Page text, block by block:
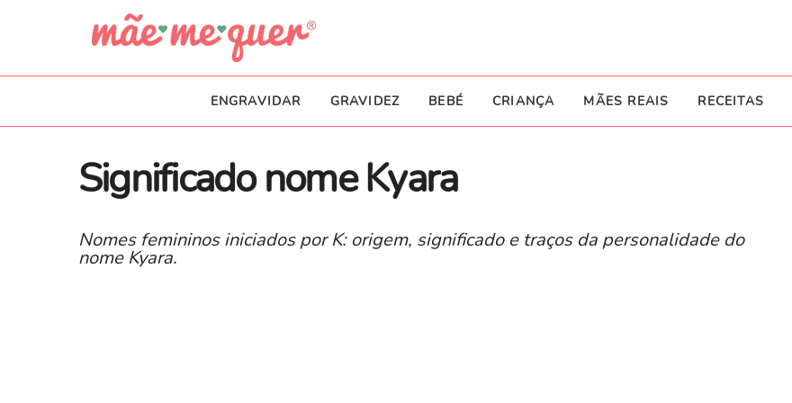
ENGRAVIDAR GRAVIDEZ BEBÉ CRIANÇA MÃES REAIS RECEITAS
Significado nome Kyara
Nomes femininos iniciados por K: origem, significado e traços da personalidade do
nome Kyara.